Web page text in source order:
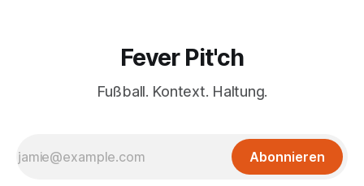
Fever Pit'ch
Fußball. Kontext. Haltung.
Abonnieren